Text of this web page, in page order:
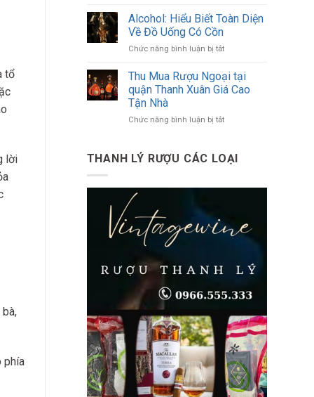
tổ
lời
phía
nơi,
thanh
ngay
tại
Biên
Mua
Ngoại
Uy
–
Tận
Quận
Alcohol: Hiểu Biết Toàn Diện
Về Đồ Uống Có Cồn
Chức năng bình luận bị tắtở
Hiểu
Biết
Toàn
Về
Có
Cồn
Thu Mua Rượu Ngoại tại
quận Thanh Xuân Giá Cao
Tận Nhà
Chức năng bình luận bị tắtở
Rượu
Ngoại
quận
Giá
Cao
THANH LÝ RƯỢU CÁC LOẠI